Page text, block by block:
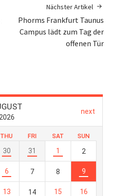
Nächster Artikel
Phorms Frankfurt Taunus
Campus lädt zum Tag der
offenen Tür